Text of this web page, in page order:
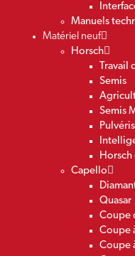
Manuels
Matériel neuf
Horsch
Travail
Semis
Semis
Horsch
Capello
Quasar
Coupe
Coupe
Coupe